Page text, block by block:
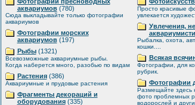
аквариумов(780)
Сюда выкладывайте только фотографии
аквариумов
Фотографии морских
аквариумов(197)
Рыбы(1321)
Всевозможные аквариумные рыбы.
Когда наберется много, разобью по видам
Растения(386)
Аквариумные и прудовые растения
Фрагменты декораций и
оборудования(335)
Просто красивые
увлекается
Увлечения,
Рыбалка, охота,
кошки....
Всякая
Фотографии, для
рубрик.
Фотографии
Размещайте здесь
фото проблемных
водорослей и